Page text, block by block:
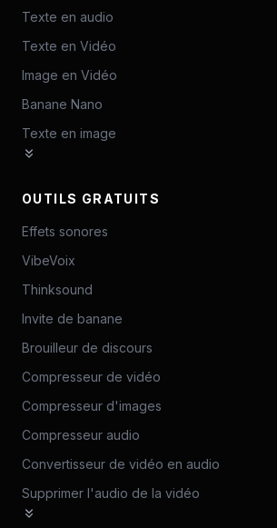
Texte en audio
Texte en Vidéo
Image en Vidéo
Banane Nano
Texte en image
OUTILS GRATUITS
Effets sonores
VibeVoix
Thinksound
Invite de banane
Brouilleur de discours
Compresseur de vidéo
Compresseur d'images
Compresseur audio
Convertisseur de vidéo en audio
Supprimer l'audio de la vidéo